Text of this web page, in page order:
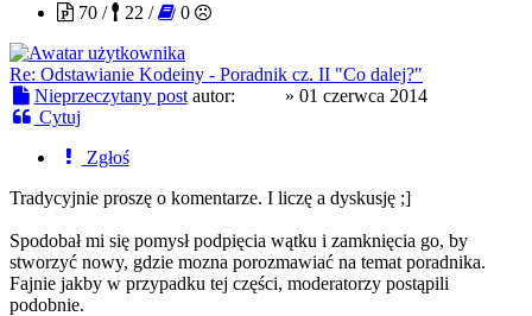
70 /
22 / 0
Re: Odstawianie Kodeiny - Poradnik cz. II "Co dalej?"
Nieprzeczytany post autor: » 01 czerwca 2014
Cytuj
Zgłoś
Tradycyjnie proszę o komentarze. I liczę a dyskusję ;]
Spodobał mi się pomysł podpięcia wątku i zamknięcia go, by
stworzyć nowy, gdzie mozna porozmawiać na temat poradnika.
Fajnie jakby w przypadku tej części, moderatorzy postąpili
podobnie.